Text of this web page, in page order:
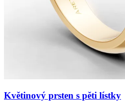
Květinový prsten s pěti lístky